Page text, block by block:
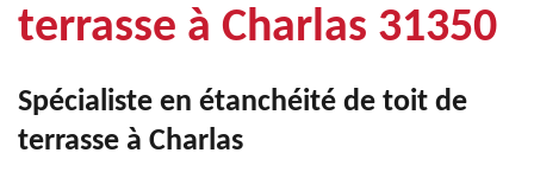
terrasse à Charlas 31350
Spécialiste en étanchéité de toit de
terrasse à Charlas